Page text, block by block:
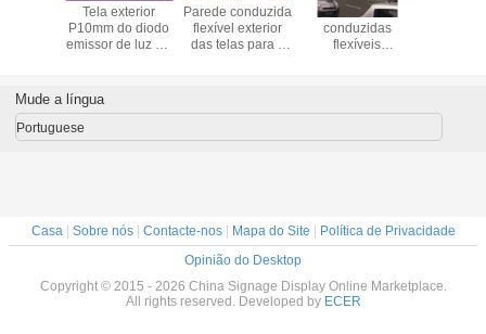
Tela exterior
P10mm do diodo
emissor de luz da
estação de
autocarro/escolas
Parede conduzida
flexível exterior
das telas para a
As telas P16
conduzidas
flexíveis
conduziram o
Advertsing do
Mude a língua
Portuguese
Casa| Sobre nós| Contacte-nos| Mapa do Site
Política de Privacidade
Opinião do Desktop
Copyright © 2015 - 2026 China Signage Display Online Marketplace.
All rights reserved. Developed by ECER